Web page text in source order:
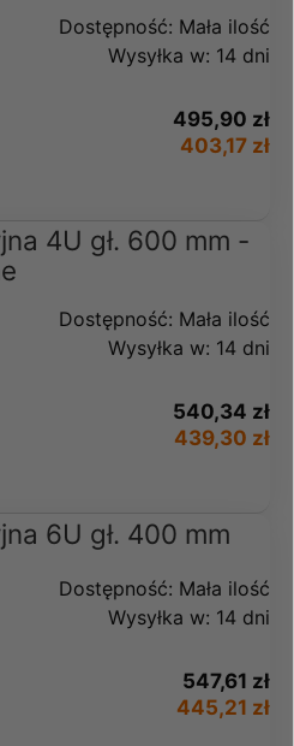
Dostępność: Mała ilość
Wysyłka w: 14 dni
495,90 zł
403,17 zł
4U gł. 600 mm -
Dostępność: Mała ilość
Wysyłka w: 14 dni
540,34 zł
439,30 zł
6U gł. 400 mm
Dostępność: Mała ilość
Wysyłka w: 14 dni
547,61 zł
445,21 zł